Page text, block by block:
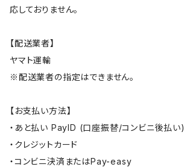
応しておりません。
【配送業者】
ヤマト運輸
※配送業者の指定はできません。
【お支払い方法】
・あと払い PayID (口座振替/コンビニ後払い)
・クレジットカード
・コンビニ決済またはPay-easy